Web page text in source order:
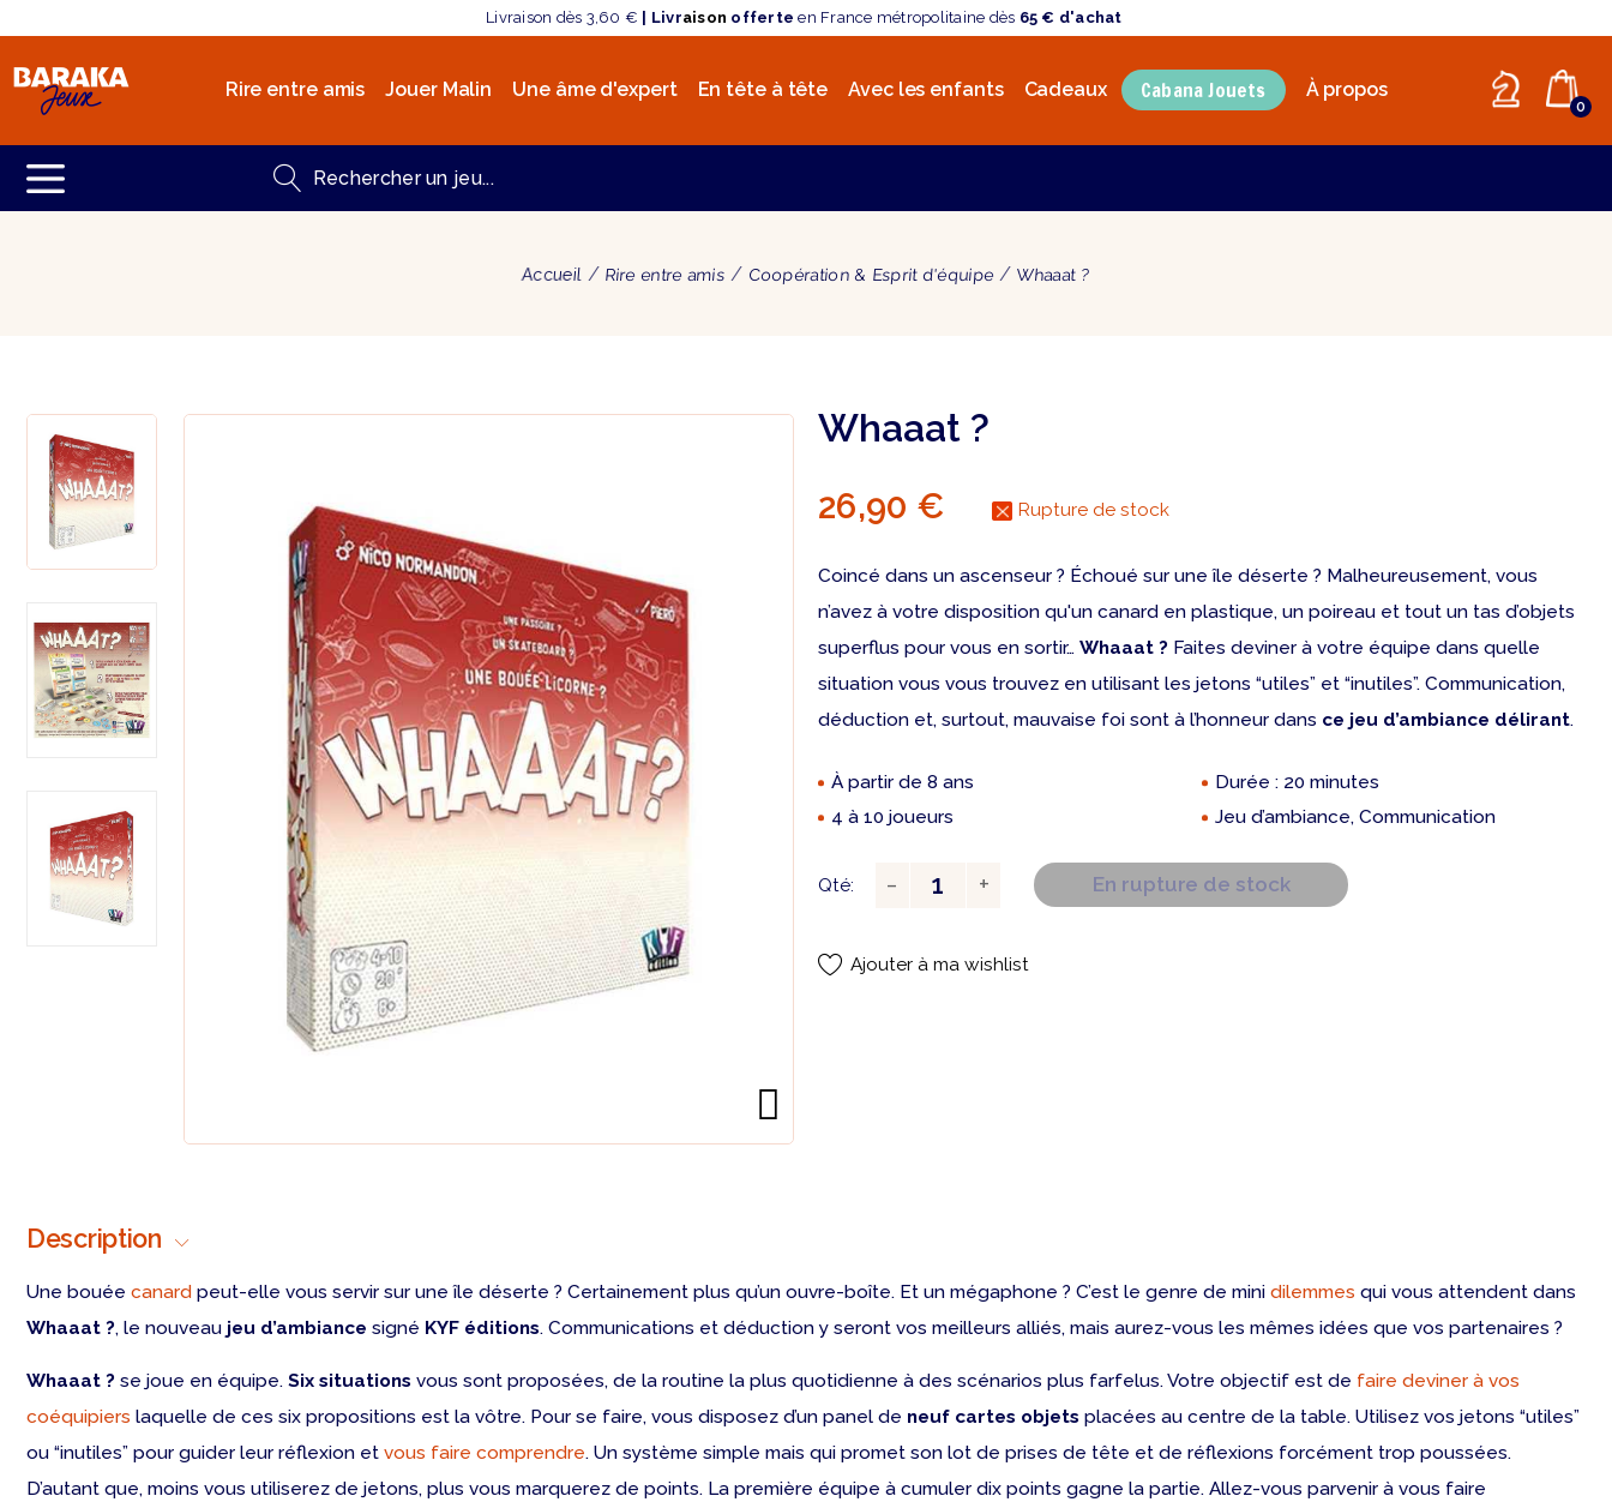
Livraison dès 3,60 € | Livraison offerte en France métropolitaine dès 65 € d'achat
Rire entre amis Jouer Malin Une âme d'expert En tête à tête Avec les enfants Cadeaux Cabana Jouets À propos
0
Accueil Rire entre amis Coopération & Esprit d'équipe Whaaat ?
Whaaat ?
26,90 € Rupture de stock
Coincé dans un ascenseur ? Échoué sur une île déserte ? Malheureusement, vous
n’avez à votre disposition qu'un canard en plastique, un poireau et tout un tas d’objets
superflus pour vous en sortir… Whaaat ? Faites deviner à votre équipe dans quelle
situation vous vous trouvez en utilisant les jetons “utiles” et “inutiles”. Communication,
déduction et, surtout, mauvaise foi sont à l’honneur dans ce jeu d’ambiance délirant.
À partir de 8 ans
Durée : 20 minutes
4 à 10 joueurs
Jeu d’ambiance, Communication
Qté: En rupture de stock
Ajouter à ma wishlist
Description
Une bouée canard peut-elle vous servir sur une île déserte ? Certainement plus qu’un ouvre-boîte. Et un mégaphone ? C’est le genre de mini dilemmes qui vous attendent dans
Whaaat ?, le nouveau jeu d’ambiance signé KYF éditions. Communications et déduction y seront vos meilleurs alliés, mais aurez-vous les mêmes idées que vos partenaires ?
Whaaat ? se joue en équipe. Six situations vous sont proposées, de la routine la plus quotidienne à des scénarios plus farfelus. Votre objectif est de faire deviner à vos
coéquipiers laquelle de ces six propositions est la vôtre. Pour se faire, vous disposez d’un panel de neuf cartes objets placées au centre de la table. Utilisez vos jetons “utiles”
ou “inutiles” pour guider leur réflexion et vous faire comprendre. Un système simple mais qui promet son lot de prises de tête et de réflexions forcément trop poussées.
D’autant que, moins vous utiliserez de jetons, plus vous marquerez de points. La première équipe à cumuler dix points gagne la partie. Allez-vous parvenir à vous faire